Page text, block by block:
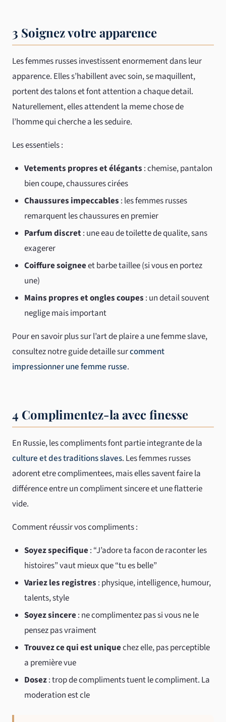
3 Soignez votre apparence
Les femmes russes investissent enormement dans leur
apparence. Elles s’habillent avec soin, se maquillent,
portent des talons et font attention a chaque detail.
Naturellement, elles attendent la meme chose de
l’homme qui cherche a les seduire.
Les essentiels :
Vetements propres et élégants : chemise, pantalon
bien coupe, chaussures cirées
Chaussures impeccables : les femmes russes
remarquent les chaussures en premier
Parfum discret: une eau de toilette de qualite, sans
exagerer
Coiffure soigneeet barbe taillee (si vous en portez
une)
Mains propres et ongles coupes : un detail souvent
neglige mais important
Pour en savoir plus sur l’art de plaire a une femme slave,
consultez notre guide detaille surcomment
impressionner une femme russe.
4 Complimentez-la avec finesse
En Russie, les compliments font partie integrante de la
culture et des traditions slaves. Les femmes russes
adorent etre complimentees, mais elles savent faire la
différence entre un compliment sincere et une flatterie
vide.
Comment réussir vos compliments :
Soyez specifique: “J’adore ta facon de raconter les
histoires” vaut mieux que “tu es belle”
Variez les registres : physique, intelligence, humour,
talents, style
Soyez sincere: ne complimentez pas si vous ne le
pensez pas vraiment
Trouvez ce qui est uniquechez elle, pas perceptible
a première vue
Dosez: trop de compliments tuent le compliment. La
moderation est cle